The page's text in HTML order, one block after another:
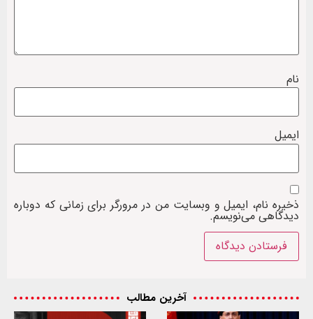
نام
ایمیل
ذخیره نام، ایمیل و وبسایت من در مرورگر برای زمانی که دوباره
دیدگاهی می‌نویسم.
آخرین مطالب